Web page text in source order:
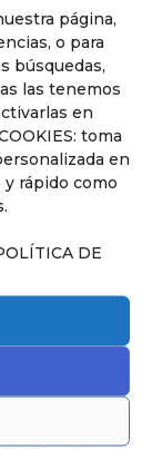
página,
o para
búsquedas,
las tenemos
en
toma
en
rápido como
DE
Descubrir